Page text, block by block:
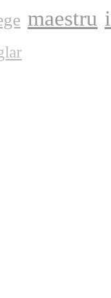
maestru